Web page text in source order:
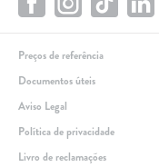
Preços de referência
Documentos úteis
Aviso Legal
Política de privacidade
Livro de reclamações